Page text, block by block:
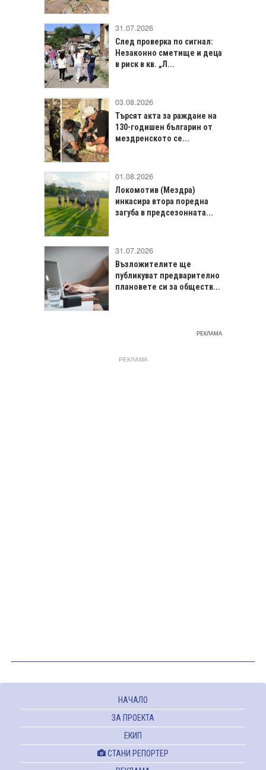
31.07.2026
След проверка по сигнал:
Незаконно сметище и деца
в риск в кв. „Л...
03.08.2026
Търсят акта за раждане на
130-годишен българин от
мездренското се...
01.08.2026
Локомотив (Мездра)
инкасира втора поредна
загуба в предсезонната...
31.07.2026
Възложителите ще
публикуват предварително
плановете си за обществ...
РЕКЛАМА
РЕКЛАМА
НАЧАЛО
ЗА ПРОЕКТА
ЕКИП
СТАНИ РЕПОРТЕР